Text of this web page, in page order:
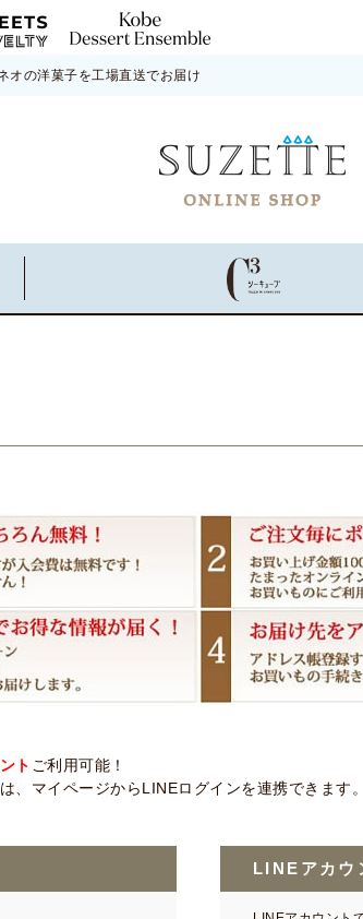
オの洋菓子を工場直送でお届け
ト ご利用可能！
、マイページからLINEログインを連携できます
LINEアカウ